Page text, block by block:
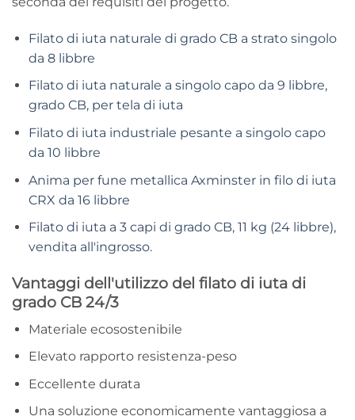
Filato di iuta naturale di grado CB a strato singolo
da 8 libbre
Filato di iuta naturale a singolo capo da 9 libbre,
grado CB, per tela di iuta
Filato di iuta industriale pesante a singolo capo
da 10 libbre
Anima per fune metallica Axminster in filo di iuta
CRX da 16 libbre
Filato di iuta a 3 capi di grado CB, 11 kg (24 libbre),
vendita all'ingrosso.
Vantaggi dell'utilizzo del filato di iuta di
grado CB 24/3
Materiale ecosostenibile
Elevato rapporto resistenza-peso
Eccellente durata
Una soluzione economicamente vantaggiosa a